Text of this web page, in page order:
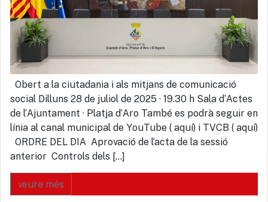
Obert a la ciutadania i als mitjans de comunicació
social Dilluns 28 de juliol de 2025 · 19.30 h Sala d’Actes
de l’Ajuntament · Platja d’Aro També es podrà seguir en
línia al canal municipal de YouTube ( aquí) i TVCB ( aquí)
ORDRE DEL DIA Aprovació de l’acta de la sessió
anterior Controls dels […]
veure més